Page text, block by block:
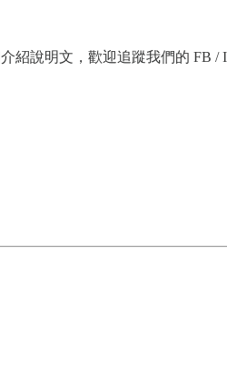
紹說明文，歡迎追蹤我們的 FB /